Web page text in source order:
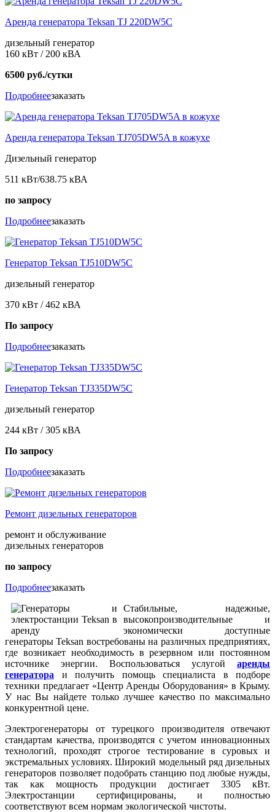
Аренда генератора Teksan TJ 220DW5C
дизельный генератор
160 кВт / 200 кВА
6500 руб./сутки
Подробнеезаказать
Аренда генератора Teksan TJ705DW5A в кожухе
Дизельный генератор
511 кВт/638.75 кВА
по запросу
Подробнеезаказать
Генератор Teksan TJ510DW5C
дизельный генератор
370 кВт / 462 кВА
По запросу
Подробнеезаказать
Генератор Teksan TJ335DW5C
дизельный генератор
244 кВт / 305 кВА
По запросу
Подробнеезаказать
Ремонт дизельных генераторов
ремонт и обслуживание
дизельных генераторов
по запросу
Подробнеезаказать
Стабильные, надежные,
высокопроизводительные и
экономически доступные
генераторы Teksan востребованы на различных предприятиях,
где возникает необходимость в резервном или постоянном
источнике энергии. Воспользоваться услугой аренды
генератора и получить помощь специалиста в подборе
техники предлагает «Центр Аренды Оборудования» в Крыму.
У нас Вы найдете только лучшее качество по максимально
конкурентной цене.
Электрогенераторы от турецкого производителя отвечают
стандартам качества, производятся с учетом инновационных
технологий, проходят строгое тестирование в суровых и
экстремальных условиях. Широкий модельный ряд дизельных
генераторов позволяет подобрать станцию под любые нужды,
так как мощность продукции достигает 3305 кВт.
Электростанции сертифицированы, и полностью
соответствуют всем нормам экологической чистоты.